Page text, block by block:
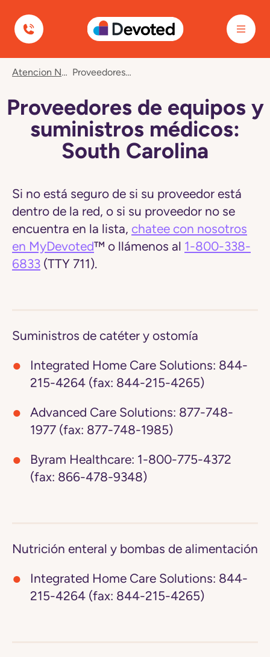
Devoted Health
Proveedores
de
equipos
Atencion Nuevos Miembros Proveedores De Equipos Y Suministros Médicos: South Carolina
Proveedores de equipos y
suministros médicos:
South Carolina
Si no está seguro de si su proveedor está
dentro de la red, o si su proveedor no se
encuentra en la lista, chatee con nosotros
en MyDevoted™ o llámenos al 1-800-338-
6833 (TTY 711).
Suministros de catéter y ostomía
Integrated Home Care Solutions: 844-
215-4264 (fax: 844-215-4265)
Advanced Care Solutions: 877-748-
1977 (fax: 877-748-1985)
Byram Healthcare: 1-800-775-4372
(fax: 866-478-9348)
Nutrición enteral y bombas de alimentación
Integrated Home Care Solutions: 844-
215-4264 (fax: 844-215-4265)